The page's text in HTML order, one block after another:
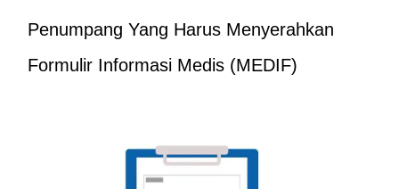
Penumpang Yang Harus Menyerahkan
Formulir Informasi Medis (MEDIF)